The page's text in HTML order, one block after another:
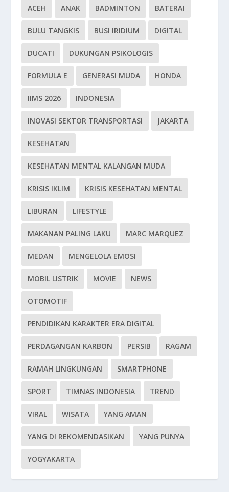
ACEH ANAK BADMINTON BATERAI
BULU TANGKIS BUSI IRIDIUM DIGITAL
DUCATI DUKUNGAN PSIKOLOGIS
FORMULA E GENERASI MUDA HONDA
IIMS 2026 INDONESIA
INOVASI SEKTOR TRANSPORTASI JAKARTA
KESEHATAN
KESEHATAN MENTAL KALANGAN MUDA
KRISIS IKLIM KRISIS KESEHATAN MENTAL
LIBURAN LIFESTYLE
MAKANAN PALING LAKU MARC MARQUEZ
MEDAN MENGELOLA EMOSI
MOBIL LISTRIK MOVIE NEWS
OTOMOTIF
PENDIDIKAN KARAKTER ERA DIGITAL
PERDAGANGAN KARBON PERSIB RAGAM
RAMAH LINGKUNGAN SMARTPHONE
SPORT TIMNAS INDONESIA TREND
VIRAL WISATA YANG AMAN
YANG DI REKOMENDASIKAN YANG PUNYA
YOGYAKARTA